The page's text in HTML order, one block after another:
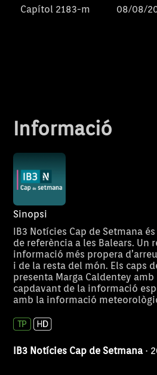
Capítol 2183-m
08/08/
Informació
Sinopsi
IB3 Notícies Cap de Setmana
de referència a les Balears. Un
informació més propera
i de la resta del món. Els caps
presenta Marga Caldentey
capdavant de la informació
amb la informació
IB3 Notícies Cap de Setmana ·